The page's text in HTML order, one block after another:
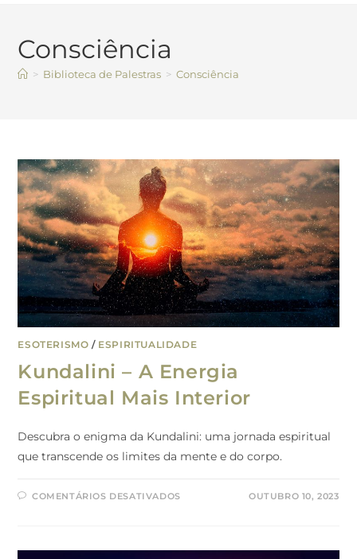
Consciência
> Biblioteca de Palestras > Consciência
ESOTERISMO / ESPIRITUALIDADE
Kundalini – A Energia
Espiritual Mais Interior
Descubra o enigma da Kundalini: uma jornada espiritual
que transcende os limites da mente e do corpo.
COMENTÁRIOS DESATIVADOS OUTUBRO 10, 2023